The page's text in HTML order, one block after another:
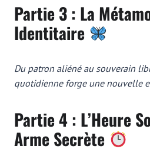
Partie 3 : La
Identitaire
Du patron aliéné au souverain
quotidienne forge une nouvelle
Partie 4 : L’Heure
Arme Secrète